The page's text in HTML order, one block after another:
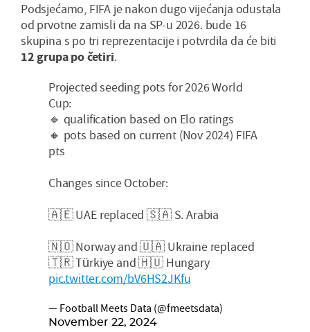
Podsjećamo, FIFA je nakon dugo vijećanja odustala
od prvotne zamisli da na SP-u 2026. bude 16
skupina s po tri reprezentacije i potvrdila da će biti
12 grupa po četiri.
Projected seeding pots for 2026 World
Cup:
🔹 qualification based on Elo ratings
🔸 pots based on current (Nov 2024) FIFA
pts
Changes since October:
🇦🇪 UAE replaced 🇸🇦 S. Arabia
🇳🇴 Norway and 🇺🇦 Ukraine replaced
🇹🇷 Türkiye and 🇭🇺 Hungary
pic.twitter.com/bV6HS2JKfu
— Football Meets Data (@fmeetsdata)
November 22, 2024